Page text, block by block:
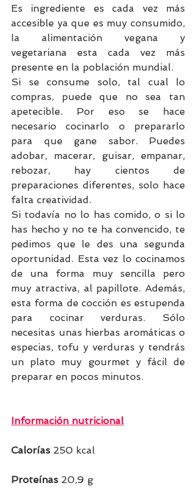
Es ingrediente es cada vez más
accesible ya que es muy consumido,
la alimentación vegana y
vegetariana esta cada vez más
presente en la población mundial.
Si se consume solo, tal cual lo
compras, puede que no sea tan
apetecible. Por eso se hace
necesario cocinarlo o prepararlo
para que gane sabor. Puedes
adobar, macerar, guisar, empanar,
rebozar, hay cientos de
preparaciones diferentes, solo hace
falta creatividad.
Si todavía no lo has comido, o si lo
has hecho y no te ha convencido, te
pedimos que le des una segunda
oportunidad. Esta vez lo cocinamos
de una forma muy sencilla pero
muy atractiva, al papillote. Además,
esta forma de cocción es estupenda
para cocinar verduras. Sólo
necesitas unas hierbas aromáticas o
especias, tofu y verduras y tendrás
un plato muy gourmet y fácil de
preparar en pocos minutos.
Información nutricional
Calorías 250 kcal
Proteínas 20,9 g